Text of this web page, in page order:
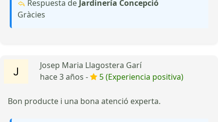
Respuesta de Jardinería Concepció
Gràcies
Josep Maria Llagostera Garí
hace 3 años -
5 (Experiencia positiva)
Bon producte i una bona atenció experta.